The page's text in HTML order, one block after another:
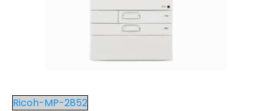
Ricoh-MP-2852